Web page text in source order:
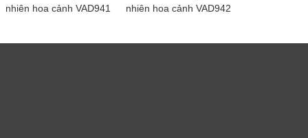
nhiên hoa cảnh VAD941
nhiên hoa cảnh VAD942